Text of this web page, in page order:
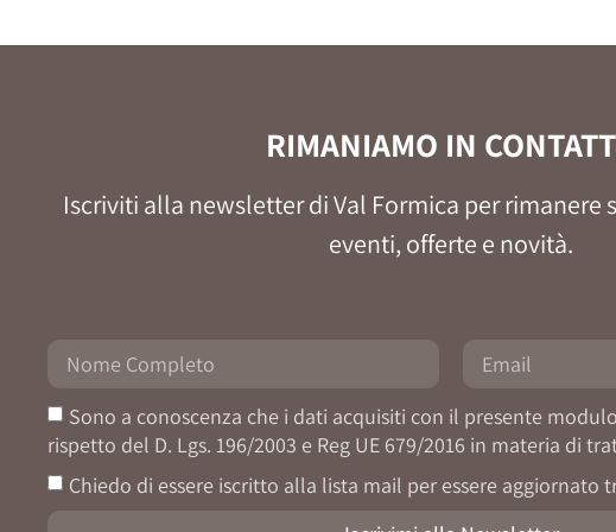
RIMANIAMO IN
Iscriviti alla newsletter di Val Formica per rimanere
eventi, offerte e novità.
Sono a conoscenza che i dati acquisiti con il presente
rispetto del D. Lgs. 196/2003 e Reg UE 679/2016 in materia di
Chiedo di essere iscritto alla lista mail per essere aggiornato